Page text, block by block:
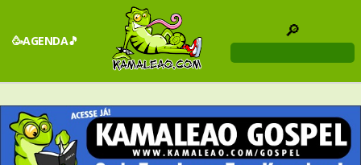
🥳AGENDA🎵 🔎